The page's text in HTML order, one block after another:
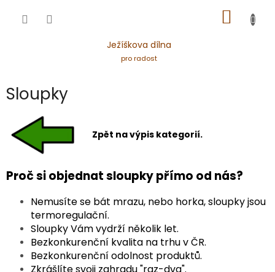
Ježíškova dílna
pro radost
KOŠÍK
Sloupky
Zpět na výpis kategorií.
Proč si objednat sloupky přímo od nás?
Nemusíte se bát mrazu, nebo horka, sloupky jsou
termoregulační.
Sloupky Vám vydrží několik let.
Bezkonkurenční kvalita na trhu v ČR.
Bezkonkurenční odolnost produktů.
Zkrášlíte svoji zahradu "raz-dva".